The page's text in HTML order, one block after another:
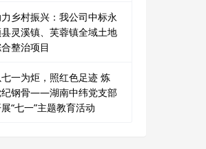
乡村振兴：我公司中标永
灵溪镇、芙蓉镇全域土地
整治项目
一为炬，照红色足迹 炼
纪钢骨——湖南中纬党支部
“七一”主题教育活动